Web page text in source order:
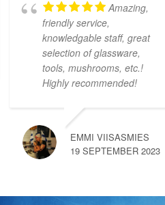
Amazing,
friendly service,
knowledgable staff, great
selection of glassware,
tools, mushrooms, etc.!
Highly recommended!
EMMI VIISASMIES
19 SEPTEMBER 2023